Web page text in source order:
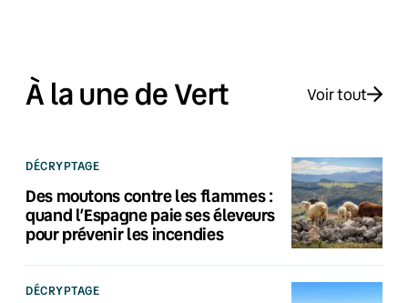
À la une de Vert Voir tout
DÉCRYPTAGE
Des moutons contre les flammes :
quand l’Espagne paie ses éleveurs
pour prévenir les incendies
DÉCRYPTAGE